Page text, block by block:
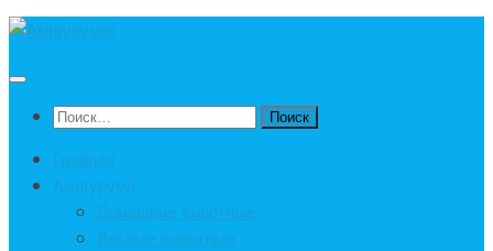
Под
Найти:
Главная
Амигуруми
Домашние животные
Лесные животные